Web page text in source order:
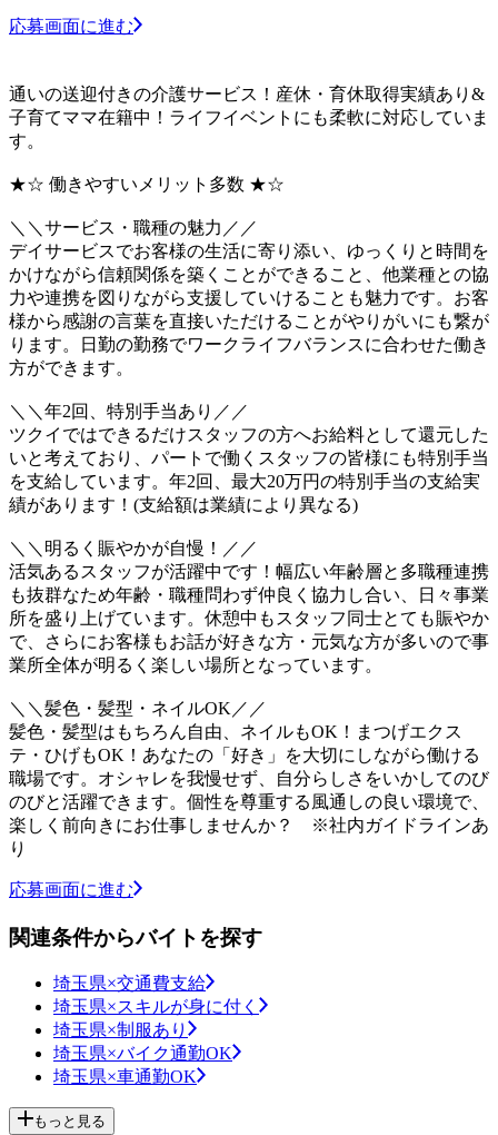
応募画面に進む
通いの送迎付きの介護サービス！産休・育休取得実績あり&
子育てママ在籍中！ライフイベントにも柔軟に対応していま
す。
★☆ 働きやすいメリット多数 ★☆
＼＼サービス・職種の魅力／／
デイサービスでお客様の生活に寄り添い、ゆっくりと時間を
かけながら信頼関係を築くことができること、他業種との協
力や連携を図りながら支援していけることも魅力です。お客
様から感謝の言葉を直接いただけることがやりがいにも繋が
ります。日勤の勤務でワークライフバランスに合わせた働き
方ができます。
＼＼年2回、特別手当あり／／
ツクイではできるだけスタッフの方へお給料として還元した
いと考えており、パートで働くスタッフの皆様にも特別手当
を支給しています。年2回、最大20万円の特別手当の支給実
績があります！(支給額は業績により異なる)
＼＼明るく賑やかが自慢！／／
活気あるスタッフが活躍中です！幅広い年齢層と多職種連携
も抜群なため年齢・職種問わず仲良く協力し合い、日々事業
所を盛り上げています。休憩中もスタッフ同士とても賑やか
で、さらにお客様もお話が好きな方・元気な方が多いので事
業所全体が明るく楽しい場所となっています。
＼＼髪色・髪型・ネイルOK／／
髪色・髪型はもちろん自由、ネイルもOK！まつげエクス
テ・ひげもOK！あなたの「好き」を大切にしながら働ける
職場です。オシャレを我慢せず、自分らしさをいかしてのび
のびと活躍できます。個性を尊重する風通しの良い環境で、
楽しく前向きにお仕事しませんか？ ※社内ガイドラインあ
り
応募画面に進む
関連条件からバイトを探す
埼玉県×交通費支給
埼玉県×スキルが身に付く
埼玉県×制服あり
埼玉県×バイク通勤OK
埼玉県×車通勤OK
もっと見る